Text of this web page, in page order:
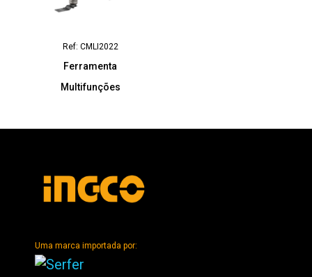
Ref: CMLI2022
Ferramenta
Multifunções
Uma marca importada por: